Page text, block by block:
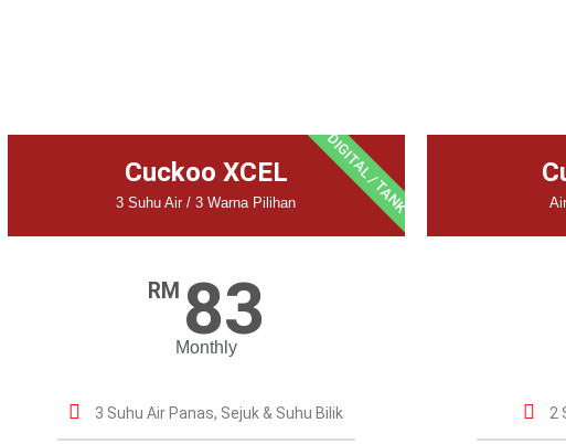
Cuckoo XCEL
3 Suhu Air / 3 Warna Pilihan
RM 83
Monthly
3 Suhu Air Panas, Sejuk & Suhu Bilik
DIGITAL / TANK
2